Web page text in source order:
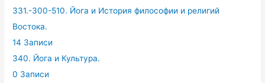
331.-300-510. Йога и История философии и религий
Востока.
14 Записи
340. Йога и Культура.
0 Записи